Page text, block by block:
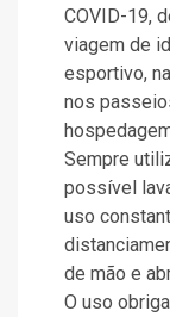
COVID-19,
viagem de
esportivo,
nos
Sempre
possível
uso
de mão e
O uso